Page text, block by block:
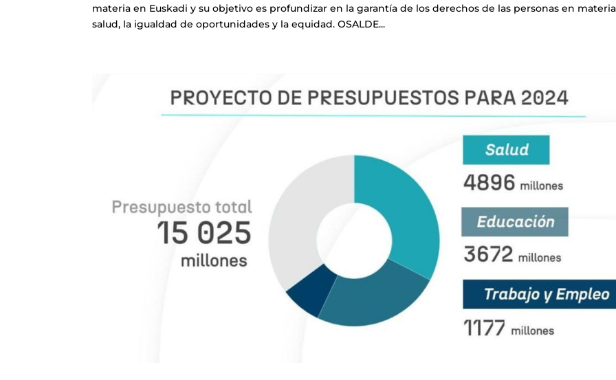
materia en Euskadi y su objetivo es profundizar en la garantía de los derechos de las personas en
salud, la igualdad de oportunidades y la equidad. OSALDE...